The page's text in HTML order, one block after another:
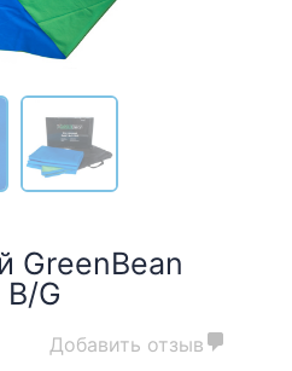
GreenBean
G
Добавить отзыв